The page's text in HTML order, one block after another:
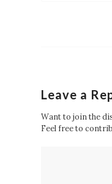
Leave a
Want to join the
Feel free to